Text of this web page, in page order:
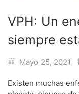
VPH: Un
siempre
Mayo 25, 2021
Existen muchas